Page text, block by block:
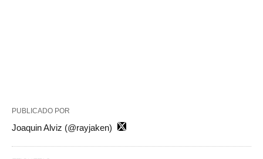
PUBLICADO POR
Joaquin Alviz (@rayjaken)